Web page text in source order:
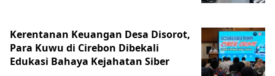
Kerentanan Keuangan Desa Disorot,
Para Kuwu di Cirebon Dibekali
Edukasi Bahaya Kejahatan Siber